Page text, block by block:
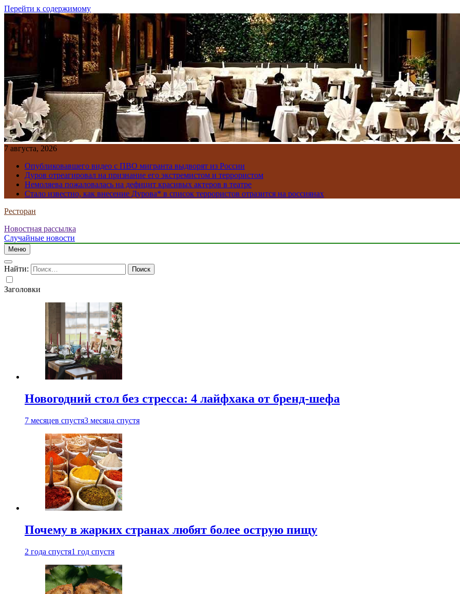
Перейти к содержимому
7 августа, 2026
Опубликовавшего видео с ПВО мигранта выдворят из России
Дуров отреагировал на признание его экстремистом и террористом
Немоляева пожаловалась на дефицит красивых актеров в театре
Стало известно, как внесение Дурова* в список террористов отразится на россиянах
Ресторан
Новостная рассылка
Случайные новости
Меню
Найти:
Заголовки
Новогодний стол без стресса: 4 лайфхака от бренд-шефа
7 месяцев спустя3 месяца спустя
Почему в жарких странах любят более острую пищу
2 года спустя1 год спустя